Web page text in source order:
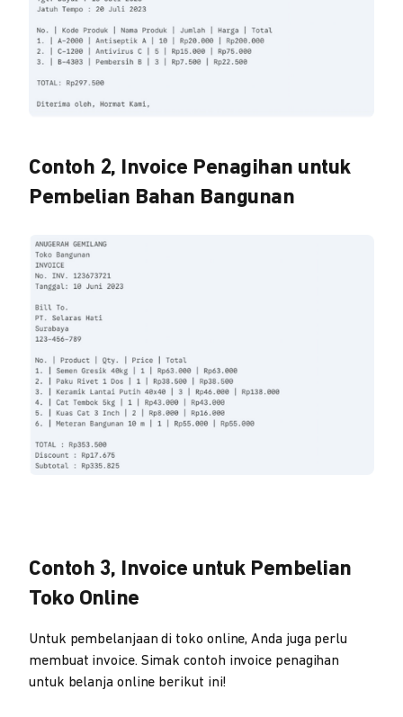
Contoh 2, Invoice Penagihan untuk
Pembelian Bahan Bangunan
Contoh 3, Invoice untuk Pembelian
Toko Online
Untuk pembelanjaan di toko online, Anda juga perlu
membuat invoice. Simak contoh invoice penagihan
untuk belanja online berikut ini!